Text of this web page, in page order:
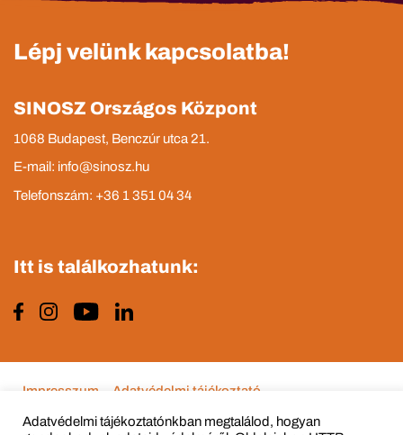
Lépj velünk kapcsolatba!
SINOSZ Országos Központ
1068 Budapest, Benczúr utca 21.
E-mail: info@sinosz.hu
Telefonszám: +36 1 351 04 34
Itt is találkozhatunk:
Impresszum Adatvédelmi tájékoztató
Adatvédelmi tájékoztatónkban megtalálod, hogyan